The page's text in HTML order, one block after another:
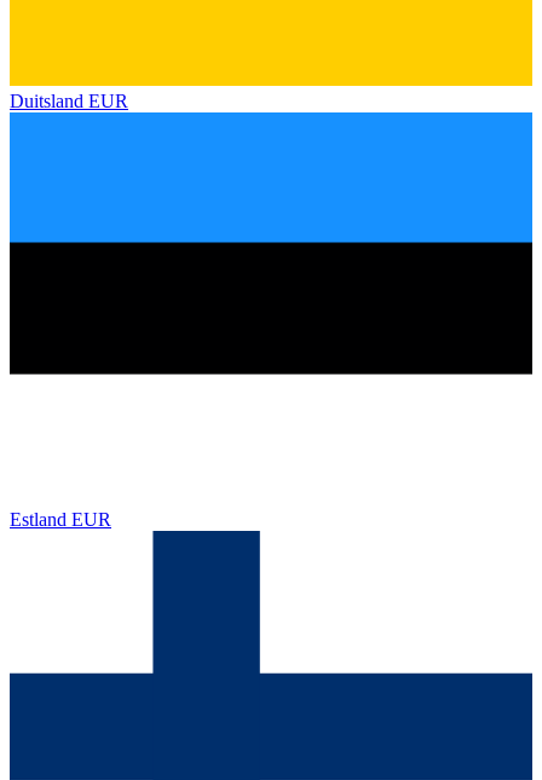
Duitsland EUR
Estland EUR